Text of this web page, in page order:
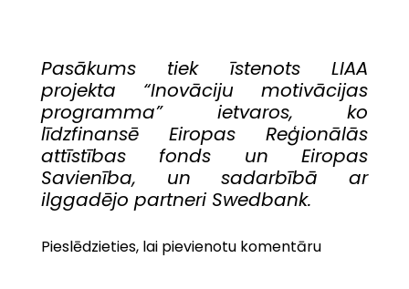
Pasākums tiek īstenots LIAA
projekta “Inovāciju motivācijas
programma”
ietvaros, ko
līdzfinansē Eiropas Reģionālās
attīstības fonds un Eiropas
Savienība, un sadarbībā ar
ilggadējo partneri Swedbank.
Pieslēdzieties, lai pievienotu komentāru